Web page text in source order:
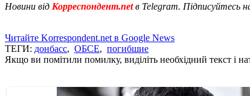
Новини від Корреспондент.netв Telegram. Підписуйтесь
Читайте Korrespondent.net в Google News
ТЕГИ: донбасс, ОБСЕ, погибшие
Якщо ви помітили помилку, виділіть необхідний текст і